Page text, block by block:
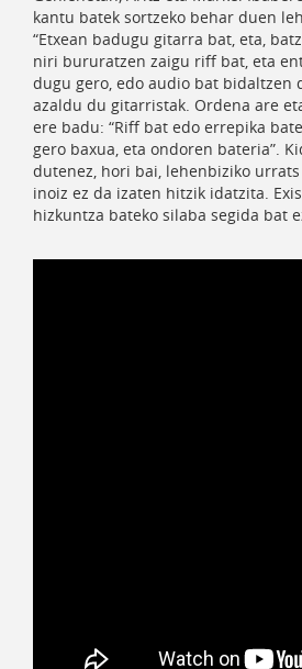
kantu batek sortzeko behar duen
“Etxean badugu gitarra bat, eta,
niri bururatzen zaigu riff bat, eta
dugu gero, edo audio bat bidaltzen
azaldu du gitarristak. Ordena are
ere badu: “Riff bat edo errepika
gero baxua, eta ondoren bateria”.
dutenez, hori bai, lehenbiziko
inoiz ez da izaten hitzik idatzita.
hizkuntza bateko silaba segida bat